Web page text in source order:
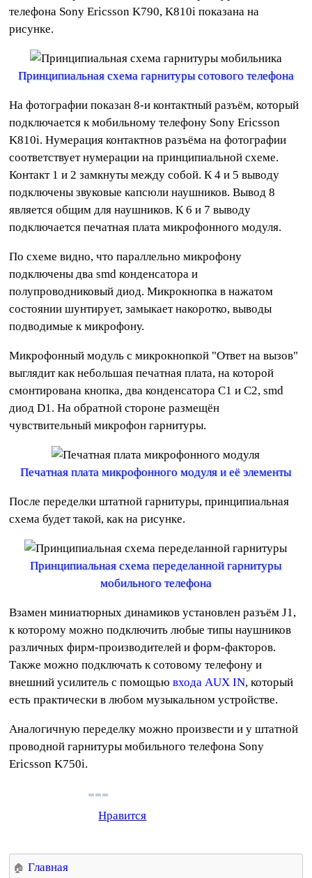
телефона Sony Ericsson K790, K810i показана на
рисунке.
Принципиальная схема гарнитуры сотового телефона
На фотографии показан 8-и контактный разъём, который
подключается к мобильному телефону Sony Ericsson
K810i. Нумерация контактнов разъёма на фотографии
соответствует нумерации на принципиальной схеме.
Контакт 1 и 2 замкнуты между собой. К 4 и 5 выводу
подключены звуковые капсюли наушников. Вывод 8
является общим для наушников. К 6 и 7 выводу
подключается печатная плата микрофонного модуля.
По схеме видно, что параллельно микрофону
подключены два smd конденсатора и
полупроводниковый диод. Микрокнопка в нажатом
состоянии шунтирует, замыкает накоротко, выводы
подводимые к микрофону.
Микрофонный модуль с микрокнопкой "Ответ на вызов"
выглядит как небольшая печатная плата, на которой
смонтирована кнопка, два конденсатора C1 и C2, smd
диод D1. На обратной стороне размещён
чувствительный микрофон гарнитуры.
Печатная плата микрофонного модуля и её элементы
После переделки штатной гарнитуры, принципиальная
схема будет такой, как на рисунке.
Принципиальная схема переделанной гарнитуры
мобильного телефона
Взамен миниатюрных динамиков установлен разъём J1,
к которому можно подключить любые типы наушников
различных фирм-производителей и форм-факторов.
Также можно подключать к сотовому телефону и
внешний усилитель с помощьювхода AUX IN, который
есть практически в любом музыкальном устройстве.
Аналогичную переделку можно произвести и у штатной
проводной гарнитуры мобильного телефона Sony
Ericsson K750i.
Нравится
Главная